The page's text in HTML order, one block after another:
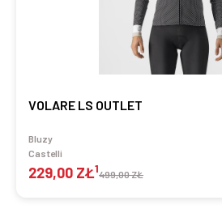
VOLARE LS OUTLET
Bluzy
Castelli
229,00 ZŁ1499,00 ZŁ